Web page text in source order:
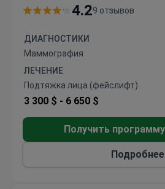
пациентов.
международную
специализируется на
кардиохирургии, ортопедии,
бариатрической хирургии.
Врачи клиники — авторы
в Индии, а 110-летней
желудка.
4.29 отзывов
ДИАГНОСТИКИ
Маммография
ЛЕЧЕНИЕ
Подтяжка лица (фейслифт)
3 300 $ - 6 650 $
Получить
Подробнее